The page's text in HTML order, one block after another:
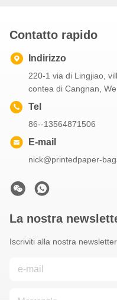
Contatto rapido
Indirizzo
220-1 via di Lingjiao,
contea di Cangnan,
Tel
86--13564871506
E-mail
nick@printedpaper-
La nostra
Iscriviti alla nostra